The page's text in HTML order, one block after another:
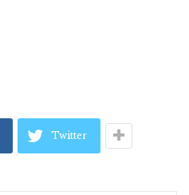
Twitter